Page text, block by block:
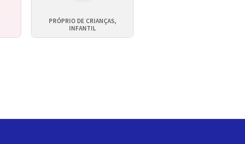
PRÓPRIO DE CRIANÇAS,
INFANTIL